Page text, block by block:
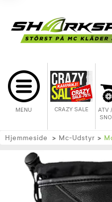
MENU CRAZY SALE
ATV
Hjemmeside Mc-Udstyr